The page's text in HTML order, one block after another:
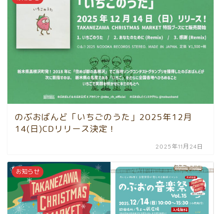
のぶおばんど「いちごのうた」2025年12月
14(日)CDリリース決定！
2025年11月24日
お知らせ